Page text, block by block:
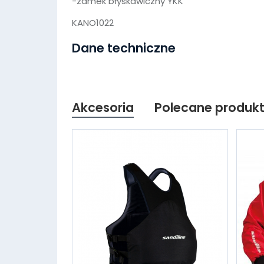
KANO1022
Dane techniczne
Akcesoria Polecane